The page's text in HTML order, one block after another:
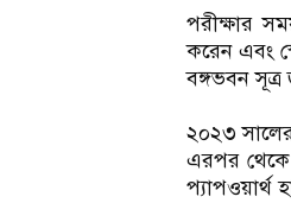
পরীক্ষার
করেন এবং
বঙ্গভবন
২০২৩ সালের
এরপর থেকে
প্যাপওয়ার্থ